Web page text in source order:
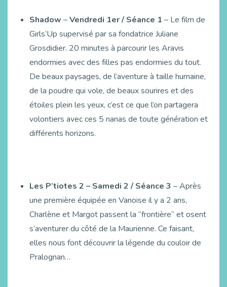
Shadow –Vendredi 1er / Séance 1 – Le film de
Girls’Up supervisé par sa fondatrice Juliane
Grosdidier. 20 minutes à parcourir les Aravis
endormies avec des filles pas endormies du tout.
De beaux paysages, de l’aventure à taille humaine,
de la poudre qui vole, de beaux sourires et des
étoiles plein les yeux, c’est ce que l’on partagera
volontiers avec ces 5 nanas de toute génération et
différents horizons.
Les P’tiotes 2 – Samedi 2 / Séance 3 – Après
une première équipée en Vanoise il y a 2 ans,
Charlène et Margot passent la “frontière” et osent
s’aventurer du côté de la Maurienne. Ce faisant,
elles nous font découvrir la légende du couloir de
Pralognan…